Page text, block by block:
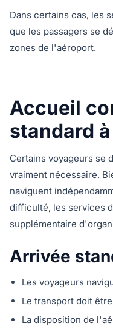
Dans certains cas, les
que les passagers se
zones de l'aéroport.
Accueil
standard
Certains voyageurs se
vraiment nécessaire.
naviguent
difficulté, les services
supplémentaire
Arrivée
Les voyageurs
Le transport doit
La disposition de